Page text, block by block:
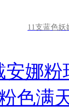
11支蓝色